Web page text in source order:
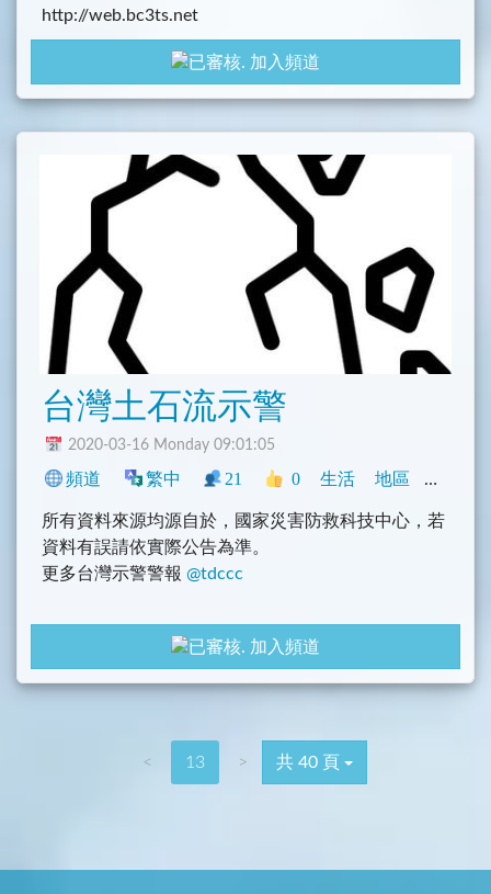
http://web.bc3ts.net
真實事件評論留言自由分享，社員加入頻道皆可貼
外)和私訊(對方同意除外且必須每次取得同意)，只要
發現或被檢舉，立即删除貼文留言或封鎖，請各位社
完全言論自由，只要不違反社群規範，彩虹黑白藍紅
綠，惟一不歡迎政治正確強迫症患者！各自立場，各
自表述，自由留言分享！沒有為反而反，只有公理正
義真相！希望大家一起做對的事，努力加油吧！
加入頻道
台灣土石流示警
2020-03-16 Monday 09:01:05
頻道 繁中 21 0 生活 地區 臺灣
所有資料來源均源自於，國家災害防救科技中心，若
資料有誤請依實際公告為準。
更多台灣示警警報 @tdccc
gayhub: https://github.com/tasi788/TaiwanAlertBot
====================
Icons made by Those Icons
加入頻道
< 13 > 共 40 頁